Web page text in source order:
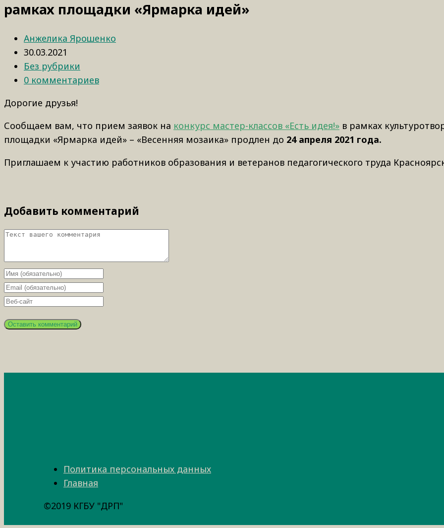
рамках площадки «Ярмарка идей»
Анжелика Ярошенко
30.03.2021
Без рубрики
0 комментариев
Дорогие друзья!
Сообщаем вам, что прием заявок на конкурс мастер-классов «Есть идея!» в рамках
площадки «Ярмарка идей» – «Весенняя мозаика» продлен до 24 апреля 2021 года.
Приглашаем к участию работников образования и ветеранов педагогического труда
Добавить комментарий
Политика персональных данных
Главная
©2019 КГБУ "ДРП"